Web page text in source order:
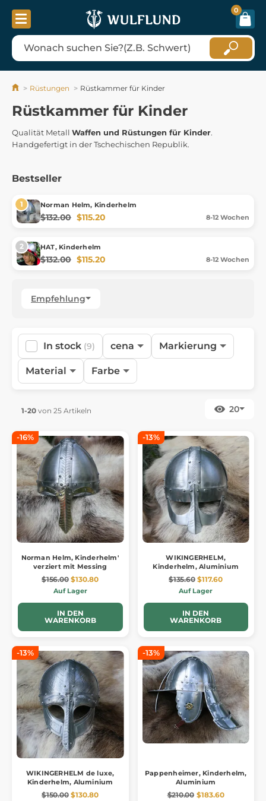
0
Rüstungen Rüstkammer für Kinder
Rüstkammer für Kinder
Qualität Metall Waffen und Rüstungen für Kinder.
Handgefertigt in der Tschechischen Republik.
Bestseller
Norman Helm, Kinderhelm
$132.00 $115.20 8-12 Wochen
HAT, Kinderhelm
$132.00 $115.20 8-12 Wochen
Empfehlung
In stock (9) cena Markierung
Material Farbe
1-20 von 25 Artikeln 20
-16%
Norman Helm, Kinderhelm'
verziert mit Messing
$156.00 $130.80
Auf Lager
IN DEN
WARENKORB
-13%
WIKINGERHELM,
Kinderhelm, Aluminium
$135.60 $117.60
Auf Lager
IN DEN
WARENKORB
-13%
WIKINGERHELM de luxe,
Kinderhelm, Aluminium
$150.00 $130.80
-13%
Pappenheimer, Kinderhelm,
Aluminium
$210.00 $183.60